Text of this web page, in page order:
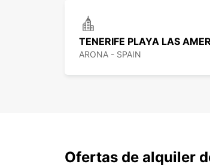
TENERIFE PLAYA LAS
ARONA - SPAIN
Ofertas de alquiler